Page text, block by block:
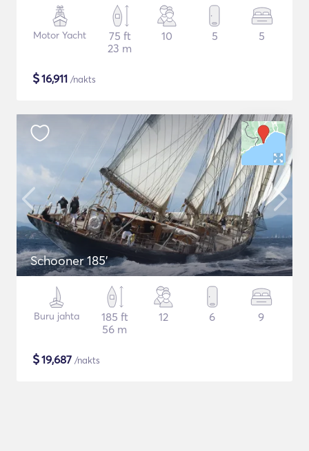
Motor Yacht
75 ft
23 m
10 5 5
$16,911 /nakts
Schooner 185'
Buru jahta
185 ft
56 m
12 6 9
$19,687 /nakts